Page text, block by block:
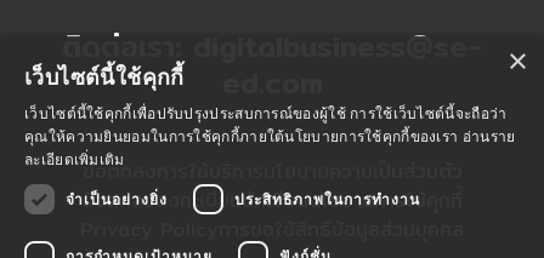
ติดต่อเรา: digitalbusiness@se-
ข้อตกลงการใช้บริการ
ข้อตกลงลงทะเบียนนักเขียนนโยบายการใช้คุกกี้
×
เว็บไซต์นี้ใช้คุกกี้
เว็บไซต์นี้ใช้คุกกี้เพื่อปรับปรุงประสบการณ์ของผู้ใช้ การใช้เว็บไซต์นี้จะถือว่า
คุณให้ความยินยอมในการใช้คุกกี้ภายใต้นโยบายการใช้คุกกี้ของเรา อ่านราย
ละเอียดเพิ่มเติม
จำเป็นอย่างยิ่ง
ประสิทธิภาพในการทำงาน